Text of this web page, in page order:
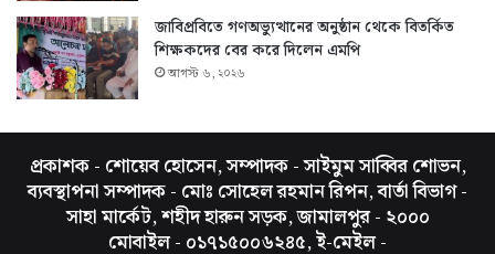
জাবিপ্রবিতে গণঅভ্যুত্থানের অনুষ্ঠান থেকে বিতর্কিত
শিক্ষকদের বের করে দিলেন এমপি
আগস্ট ৬, ২০২৬
প্রকাশক - শোয়েব হোসেন, সম্পাদক - সাইমুম সাব্বির শোভন,
ব্যবস্থাপনা সম্পাদক - মোঃ সোহেল রহমান রিপন, বার্তা বিভাগ -
সাহা মার্কেট, শহীদ হারুন সড়ক, জামালপুর - ২০০০
মোবাইল - ০১৭১৫০০৬২৪৫, ই-মেইল -